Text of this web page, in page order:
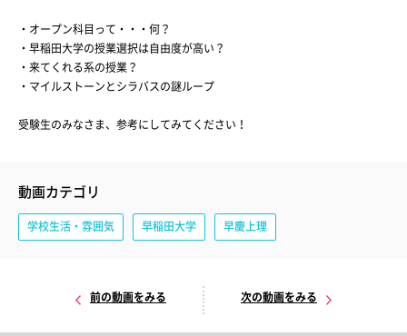
・オープン科目って・・・何？
・早稲田大学の授業選択は自由度が高い？
・来てくれる系の授業？
・マイルストーンとシラバスの謎ループ
受験生のみなさま、参考にしてみてください！
動画カテゴリ
学校生活・雰囲気 早稲田大学 早慶上理
前の動画をみる 次の動画をみる